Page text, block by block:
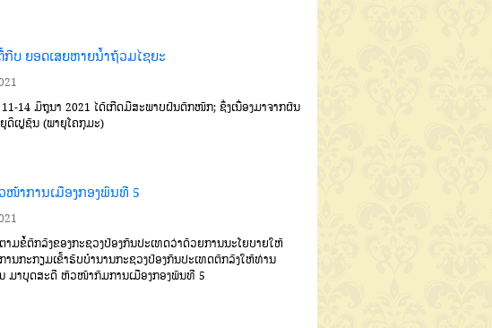
ກີບ ຍອດເສຍຫາຍນໍ້າຖ້ວມໄຊຍະ
14 ມິຖຸນາ 2021 ໄດ້ເກີດມີສະພາບຝົນຕົກໜັກ; ຊຶ່ງເນື່ອງມາຈາກຜົນ
ດິເປຼຊັນ (ພາຍຸໂຄກຸມະ)
ໜ້າການເມືອງກອງພົນທີ 5
າມຂໍ້ຕົກລົງຂອງກະຊວງປ້ອງກັນປະເທດວ່າດ້ວຍການນະໂຍບາຍໃຫ້
ານກະກຽມເຂົ້າຮັບບໍານານກະຊວງປ້ອງກັນປະເທດຕົກລົງໃຫ້ທ່ານ
ມາບຸດສະດີ ຫົວໜ້າກົມການເມືອງກອງພົນທີ 5